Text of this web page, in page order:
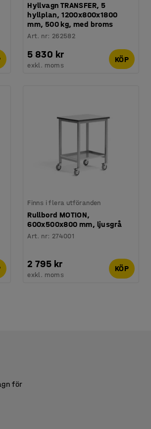
Hyllvagn TRANSFER, 5
hyllplan, 1200x800x1800
mm, 500 kg, med broms
Art. nr: 262582
5 830 kr
exkl. moms
KÖP
Finns i flera utföranden
Rullbord MOTION,
600x500x800 mm, ljusgrå
Art. nr: 274001
2 795 kr
exkl. moms
KÖP
för